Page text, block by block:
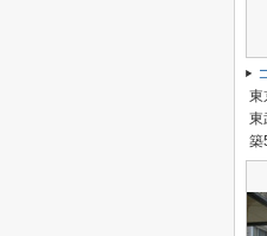
東
東
築